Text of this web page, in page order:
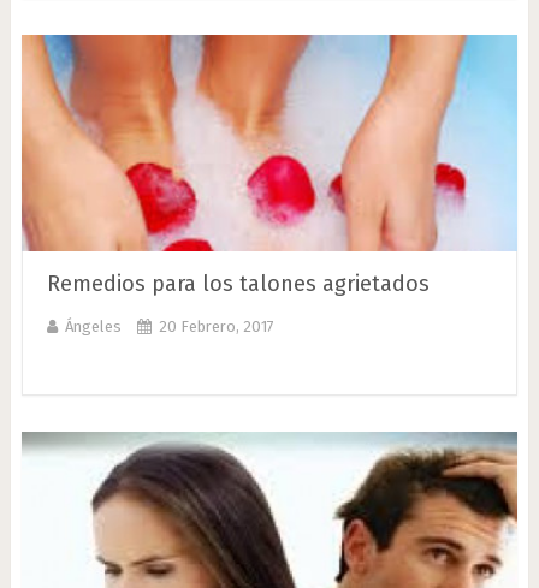
Remedios para los talones agrietados
Ángeles 20 Febrero, 2017